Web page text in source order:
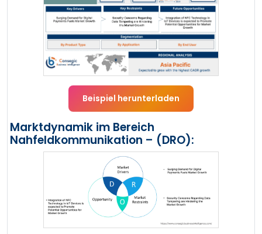
Beispiel herunterladen
Marktdynamik im Bereich
Nahfeldkommunikation – (DRO):